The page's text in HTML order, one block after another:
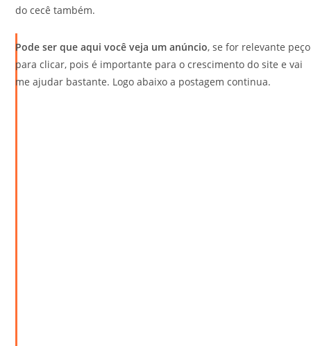
do cecê também.
Pode ser que aqui você veja um anúncio, se for relevante peço
para clicar, pois é importante para o crescimento do site e vai
me ajudar bastante. Logo abaixo a postagem continua.